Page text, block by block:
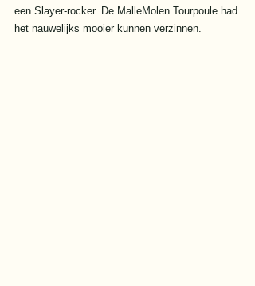
een Slayer-rocker. De MalleMolen Tourpoule had
het nauwelijks mooier kunnen verzinnen.